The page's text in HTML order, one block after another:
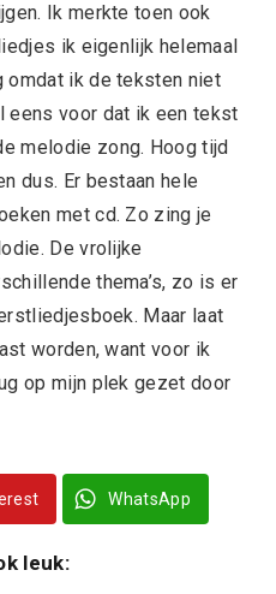
Ik merkte toen ook
ik eigenlijk helemaal
omdat ik de teksten niet
eens voor dat ik een tekst
melodie zong. Hoog tijd
dus. Er bestaan hele
met cd. Zo zing je
De vrolijke
thema’s, zo is er
Maar laat
worden, want voor ik
op mijn plek gezet door
WhatsApp
leuk: